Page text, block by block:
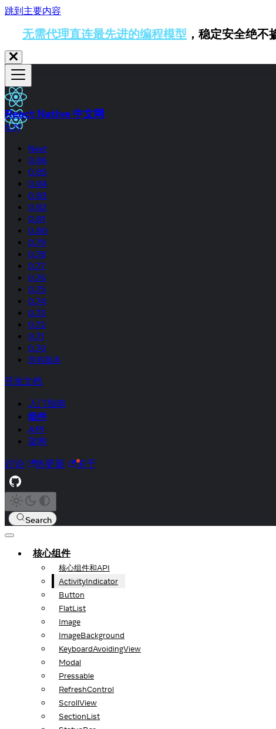
跳到主要内容
无需代理直连最先进的编程模型 ，稳定安全绝
React Native 中文网
0.71
Next
0.86
0.85
0.84
0.83
0.82
0.81
0.80
0.79
0.78
0.77
0.76
0.75
0.74
0.73
0.72
0.71
0.70
所有版本
开发文档
入门指南
组件
API
架构
讨论 热更新 关于
Search
核心组件
核心组件和API
ActivityIndicator
Button
FlatList
Image
ImageBackground
KeyboardAvoidingView
Modal
Pressable
RefreshControl
ScrollView
SectionList